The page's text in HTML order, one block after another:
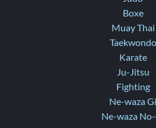
Boxe
Muay Thai
Taekwondo
Karate
Ju-Jitsu
Fighting
Ne-waza Gi
Ne-waza